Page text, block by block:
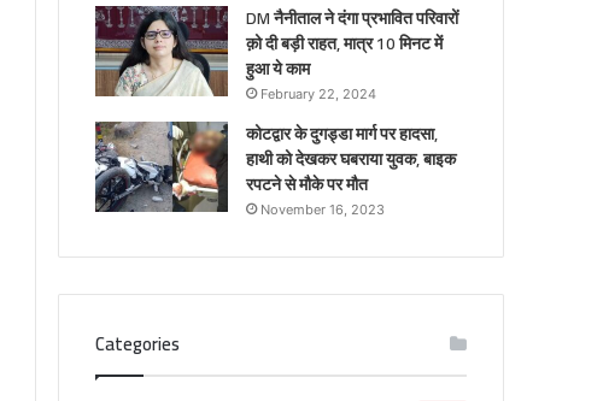
DM नैनीताल ने दंगा प्रभावित परिवारों
क़ो दी बड़ी राहत, मात्र 10 मिनट में
हुआ ये काम
February 22, 2024
कोटद्वार के दुगड्डा मार्ग पर हादसा,
हाथी को देखकर घबराया युवक, बाइक
रपटने से मौके पर मौत
November 16, 2023
Categories